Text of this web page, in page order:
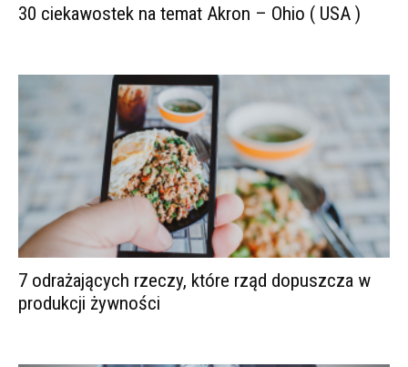
30 ciekawostek na temat Akron – Ohio ( USA )
7 odrażających rzeczy, które rząd dopuszcza w
produkcji żywności